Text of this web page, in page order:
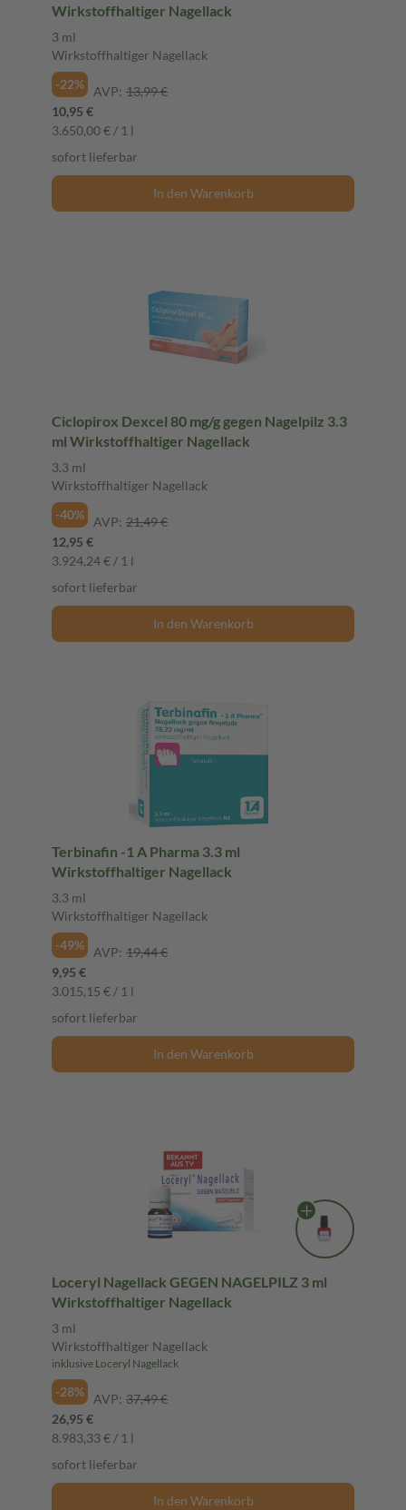
Wirkstoffhaltiger Nagellack
3 ml
Wirkstoffhaltiger Nagellack
-22%
AVP: 13,99 €
10,95 €
3.650,00 € / 1 l
sofort lieferbar
In den Warenkorb
Ciclopirox Dexcel 80 mg/g gegen Nagelpilz 3.3
ml Wirkstoffhaltiger Nagellack
3.3 ml
Wirkstoffhaltiger Nagellack
-40%
AVP: 21,49 €
12,95 €
3.924,24 € / 1 l
sofort lieferbar
In den Warenkorb
Terbinafin -1 A Pharma 3.3 ml
Wirkstoffhaltiger Nagellack
3.3 ml
Wirkstoffhaltiger Nagellack
-49%
AVP: 19,44 €
9,95 €
3.015,15 € / 1 l
sofort lieferbar
In den Warenkorb
Loceryl Nagellack GEGEN NAGELPILZ 3 ml
Wirkstoffhaltiger Nagellack
3 ml
Wirkstoffhaltiger Nagellack
inklusive Loceryl Nagellack
-28% AVP: 37,49 €
26,95 €
8.983,33 € / 1 l
sofort lieferbar
In den Warenkorb